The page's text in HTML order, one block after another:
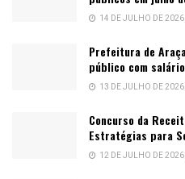
14 DE JULHO DE
Prefeitura de
público com
13 DE JULHO DE
Concurso da
Estratégias para
12 DE JULHO DE